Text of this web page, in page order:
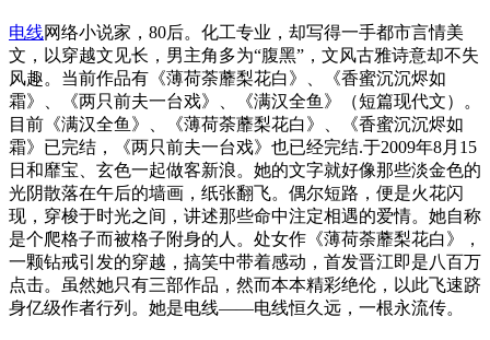
电线网络小说家，80后。化工专业，却写得一手都市言情美
文，以穿越文见长，男主角多为“腹黑”，文风古雅诗意却不失
风趣。当前作品有《薄荷荼蘼梨花白》、《香蜜沉沉烬如
霜》、《两只前夫一台戏》、《满汉全鱼》（短篇现代文）。
目前《满汉全鱼》、《薄荷荼蘼梨花白》、《香蜜沉沉烬如
霜》已完结，《两只前夫一台戏》也已经完结.于2009年8月15
日和靡宝、玄色一起做客新浪。她的文字就好像那些淡金色的
光阴散落在午后的墙画，纸张翻飞。偶尔短路，便是火花闪
现，穿梭于时光之间，讲述那些命中注定相遇的爱情。她自称
是个爬格子而被格子附身的人。处女作《薄荷荼蘼梨花白》，
一颗钻戒引发的穿越，搞笑中带着感动，首发晋江即是八百万
点击。虽然她只有三部作品，然而本本精彩绝伦，以此飞速跻
身亿级作者行列。她是电线——电线恒久远，一根永流传。